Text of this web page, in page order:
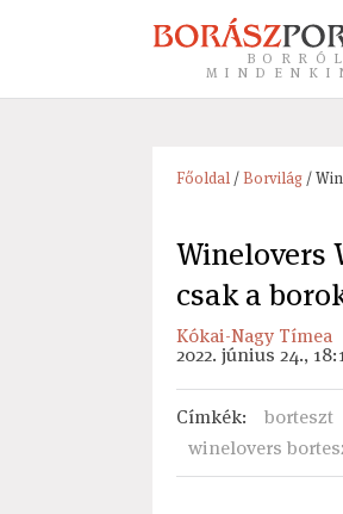
BORRÓL
Főoldal/Borvilág/
Winelovers
csak a
Kókai-Nagy Tímea
2022. június 24.,
Címkék: borteszt
winelovers